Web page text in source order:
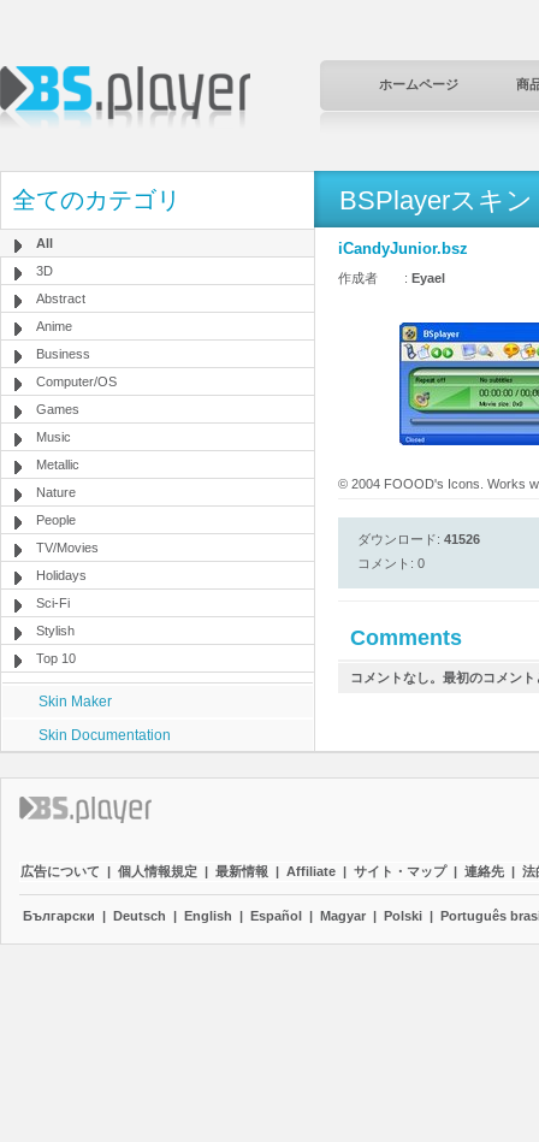
ホームページ 商
全てのカテゴリ
All
3D
Abstract
Anime
Business
Computer/OS
Games
Music
Metallic
Nature
People
TV/Movies
Holidays
Sci-Fi
Stylish
Top 10
Skin Maker
Skin Documentation
BSPlayerスキン
iCandyJunior.bsz
作成者 : Eyael
© 2004 FOOOD's Icons. Works
ダウンロード: 41526
コメント: 0
Comments
コメントなし。最初のコメン
広告について | 個人情報規定 | 最新情報 | Affiliate | サイト・マップ | 連絡先 | 法
Български | Deutsch | English | Español | Magyar | Polski | Português